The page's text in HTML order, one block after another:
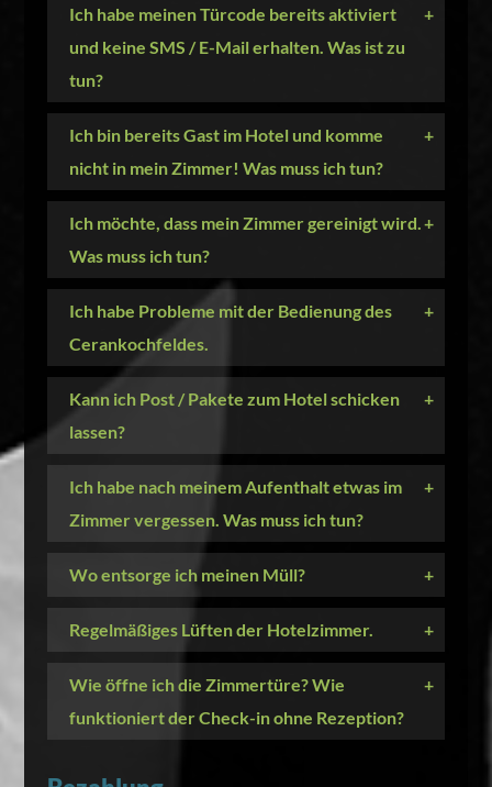
Ich habe meinen Türcode bereits aktiviert
und keine SMS / E-Mail erhalten. Was ist zu
tun?
+
Ich bin bereits Gast im Hotel und komme
nicht in mein Zimmer! Was muss ich tun?
+
Ich möchte, dass mein Zimmer gereinigt wird.
Was muss ich tun?
+
Ich habe Probleme mit der Bedienung des
Cerankochfeldes.
+
Kann ich Post / Pakete zum Hotel schicken
lassen?
+
Ich habe nach meinem Aufenthalt etwas im
Zimmer vergessen. Was muss ich tun?
+
Wo entsorge ich meinen Müll? +
Regelmäßiges Lüften der Hotelzimmer. +
Wie öffne ich die Zimmertüre? Wie
funktioniert der Check-in ohne Rezeption?
+